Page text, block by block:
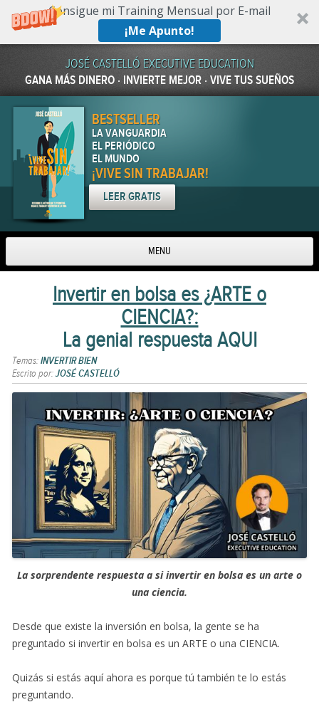
Consigue mi Training Mensual por E-mail
¡Me Apunto!
JOSÉ CASTELLÓ EXECUTIVE EDUCATION
GANA MÁS DINERO · INVIERTE MEJOR · VIVE TUS SUEÑOS
BESTSELLER
LA VANGUARDIA
EL PERIÓDICO
EL MUNDO
¡VIVE SIN TRABAJAR!
LEER GRATIS
MENU
Skip to content
Invertir en bolsa es ¿ARTE o
CIENCIA?:
La genial respuesta AQUI
Temas:INVERTIR BIEN
Escrito por:JOSÉ CASTELLÓ
La sorprendente respuesta a si invertir en bolsa es un arte o
una ciencia.
Desde que existe la inversión en bolsa, la gente se ha
preguntado si invertir en bolsa es un ARTE o una CIENCIA.
Quizás si estás aquí ahora es porque tú también te lo estás
preguntando.